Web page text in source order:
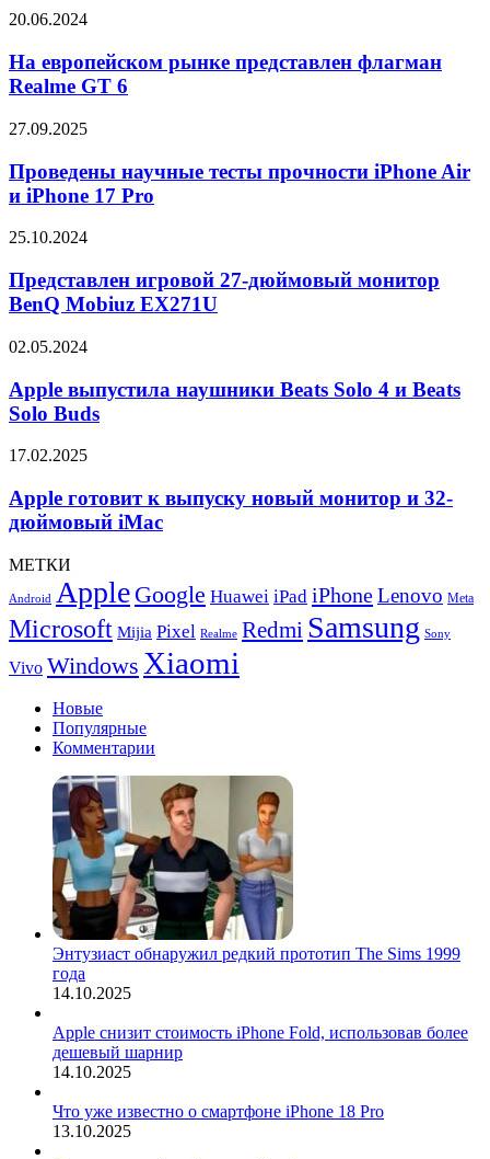
5G
На
рынке
представлен
флагман
GT
20.06.2024
На европейском рынке представлен флагман
Realme GT 6
Проведены
тесты
прочности
iPhone
и
17
Pro
27.09.2025
Проведены научные тесты прочности iPhone Air
и iPhone 17 Pro
Представлен
27-
дюймовый
монитор
Mobiuz
25.10.2024
Представлен игровой 27-дюймовый монитор
BenQ Mobiuz EX271U
Apple
наушники
Beats
Solo
и
Solo
Buds
02.05.2024
Apple выпустила наушники Beats Solo 4 и Beats
Solo Buds
Apple
к
выпуску
новый
и
32-
дюймовый
iMac
17.02.2025
Apple готовит к выпуску новый монитор и 32-
дюймовый iMac
МЕТКИ
Android Apple Google Huawei iPad iPhoneLenovo Meta
Microsoft Mijia Pixel Realme Redmi Samsung Sony
Vivo Windows Xiaomi
Новые
Популярные
Комментарии
Энтузиаст обнаружил редкий прототип The Sims 1999
года
14.10.2025
Apple снизит стоимость iPhone Fold, использовав более
дешевый шарнир
14.10.2025
Что уже известно о смартфоне iPhone 18 Pro
13.10.2025